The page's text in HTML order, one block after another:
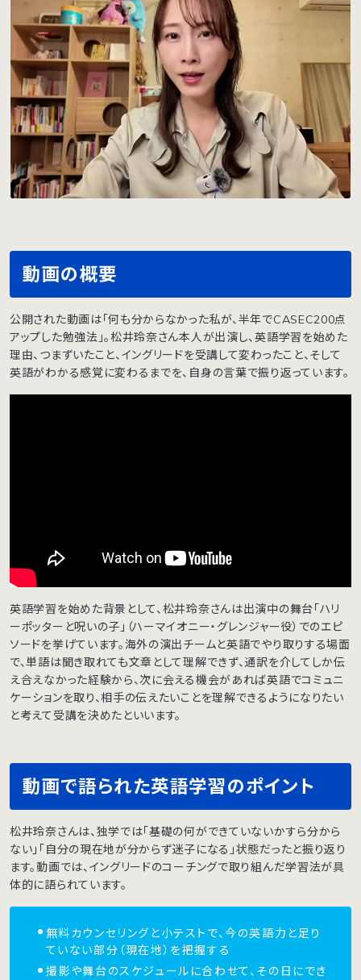
動画の概要
公開された動画は「何も分からなかった私が、半年でCASEC200点
アップした勉強法」。松井玲奈さん本人が出演し、英語学習を始めた
理由、つまずいたこと、イングリードを受講して変わったこと、そして
英語がわかる感覚に変わるまでを、自身の言葉で振り返っています。
英語学習を始めた背景として、松井玲奈さんは出演中の舞台「ハリ
ーポッターと呪いの子」（ハーマイオニー・グレンジャー役）でのエピ
ソードを挙げています。海外の演出チームと英語でやり取りする場面
で、単語は聞き取れても文章として理解できず、通訳を介してしか伝
え合えなかった経験から、次に会える機会があれば英語でコミュニ
ケーションを取り、相手の伝えたいことを理解できるようになりたい
と考えて受講を決めたといいます。
動画で語られた英語学習のポイント
松井玲奈さんは、独学では「基礎の何ができていないかすら分から
ない」「自分の現在地が分からず迷子になる」状態だったと振り返り
ます。動画では、イングリードのコーチングで取り組んだ学習法が具
体的に語られています。
無料カウンセリングと小テストで、今の英語力と足り
ていない部分（現在地）を把握する
撮影や舞台のスケジュールに合わせて、その日にでき